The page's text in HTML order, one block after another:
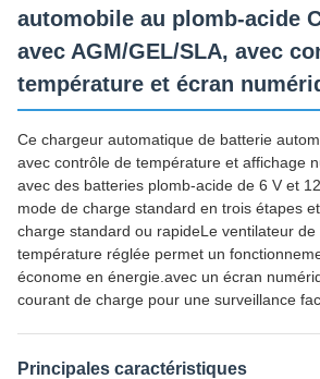
automobile au plomb-acide
avec AGM/GEL/SLA, avec
température et écran
Ce chargeur automatique de batterie
avec contrôle de température et affichage
avec des batteries plomb-acide de 6 V et
mode de charge standard en trois étapes
charge standard ou rapideLe ventilateur
température réglée permet un
économe en énergie.avec un écran
courant de charge pour une surveillance
Principales caractéristiques